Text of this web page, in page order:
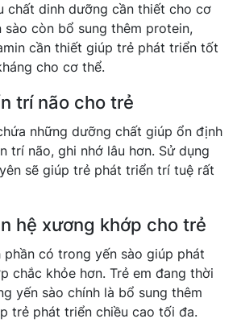
chất dinh dưỡng cần thiết cho cơ
còn bổ sung thêm protein,
cần thiết giúp trẻ phát triển tốt
cho cơ thể.
trí não cho trẻ
những dưỡng chất giúp ổn định
trí não, ghi nhớ lâu hơn. Sử dụng
sẽ giúp trẻ phát triển trí tuệ rất
hệ xương khớp cho trẻ
phần có trong yến sào giúp phát
chắc khỏe hơn. Trẻ em đang thời
yến sào chính là bổ sung thêm
trẻ phát triển chiều cao tối đa.